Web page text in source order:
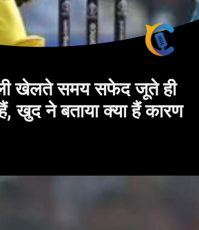
खेलते समय सफेद जूते ही
खुद ने बताया क्या हैं कारण